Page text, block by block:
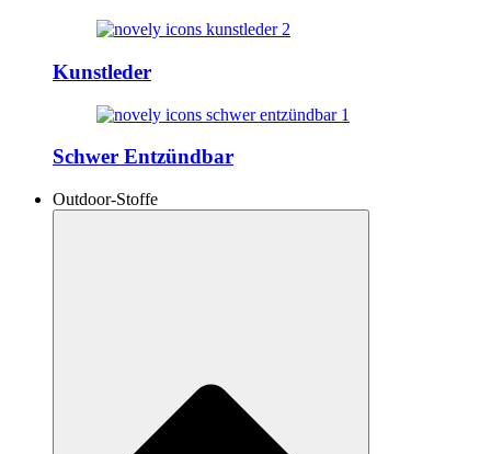
Kunstleder
Schwer Entzündbar
Outdoor-Stoffe